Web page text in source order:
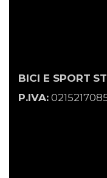
BICI E SPORT
P.IVA: